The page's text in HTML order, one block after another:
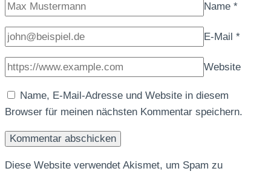
Name *
E-Mail *
Website
Name, E-Mail-Adresse und Website in diesem
Browser für meinen nächsten Kommentar speichern.
Diese Website verwendet Akismet, um Spam zu